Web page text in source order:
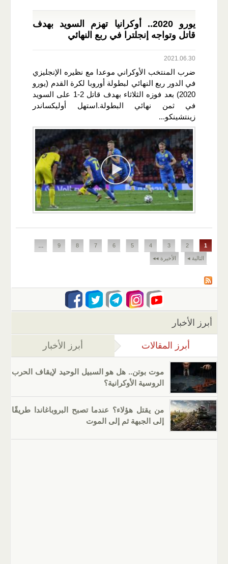
يورو 2020.. أوكرانيا تهزم السويد بهدف
قاتل وتواجه إنجلترا في ربع النهائي
2021.06.30
ضرب المنتخب الأوكراني موعدا مع نظيره الإنجليزي
في الدور ربع النهائي لبطولة أوروبا لكرة القدم (يورو
2020) بعد فوزه الثلاثاء بهدف قاتل 2-1 على السويد
في ثمن نهائي البطولة.استهل أوليكساندر
زينتشينكو...
الصفحات
1
2
3
4
5
6
7
8
9
التالية ◂ الأخيرة ◂◂
أبرز الأخبار
أبرز المقالات (علامة التبويب النشطة)
أبرز الأخبار
موت بوتن.. هل هو السبيل الوحيد لإيقاف الحرب
الروسية الأوكرانية؟
من يقتل هؤلاء؟ عندما تصبح البروباغاندا طريقًا
إلى الجبهة ثم إلى الموت